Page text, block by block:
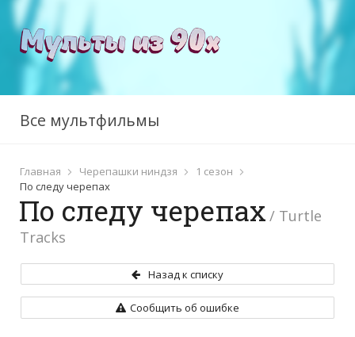
Все мультфильмы
Главная Черепашки ниндзя
1 сезон
По следу черепах
По следу черепах / Turtle
Tracks
Назад к списку
Сообщить об ошибке